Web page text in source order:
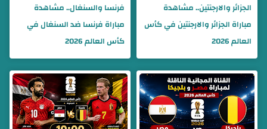
الجزائر والارجنتين.. مشاهدة
مباراة الجزائر والارجنتين في كأس
العالم 2026
فرنسا والسنغال.. مشاهدة
مباراة فرنسا ضد السنغال في
كأس العالم 2026